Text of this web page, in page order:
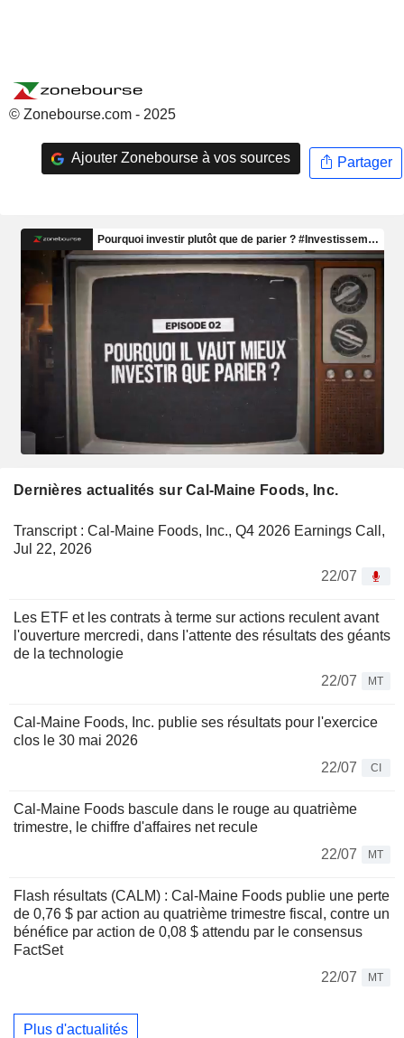
© Zonebourse.com - 2025
Ajouter Zonebourse à vos sources Partager
Dernières actualités sur Cal-Maine Foods, Inc.
Transcript : Cal-Maine Foods, Inc., Q4 2026 Earnings Call,
Jul 22, 2026
22/07
Les ETF et les contrats à terme sur actions reculent avant
l'ouverture mercredi, dans l'attente des résultats des géants
de la technologie
22/07
MT
Cal-Maine Foods, Inc. publie ses résultats pour l'exercice
clos le 30 mai 2026
22/07
CI
Cal-Maine Foods bascule dans le rouge au quatrième
trimestre, le chiffre d'affaires net recule
22/07
MT
Flash résultats (CALM) : Cal-Maine Foods publie une perte
de 0,76 $ par action au quatrième trimestre fiscal, contre un
bénéfice par action de 0,08 $ attendu par le consensus
FactSet
22/07
MT
Plus d'actualités